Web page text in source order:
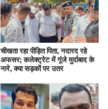
चीखता रहा पीड़ित पिता, नदारद रहे
अफसर; कलेक्ट्रेट में गूंजे मुर्दाबाद के
नारे, क्या सड़कों पर उतर